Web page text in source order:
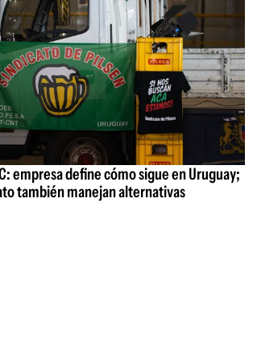
empresa define cómo sigue en Uruguay;
también manejan alternativas